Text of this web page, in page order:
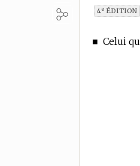
4e ÉDITION
■ Celui